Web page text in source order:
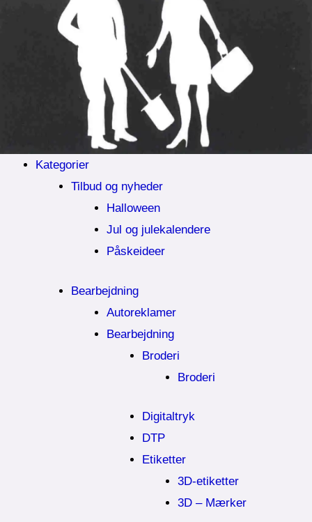
Kategorier
Tilbud og nyheder
Halloween
Jul og julekalendere
Påskeideer
Bearbejdning
Autoreklamer
Bearbejdning
Broderi
Broderi
Digitaltryk
DTP
Etiketter
3D-etiketter
3D – Mærker